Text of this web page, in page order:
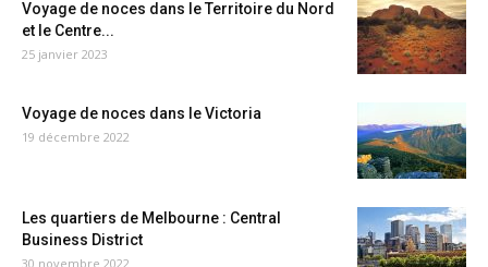
Voyage de noces dans le Territoire du Nord
et le Centre...
25 janvier 2023
Voyage de noces dans le Victoria
19 décembre 2022
Les quartiers de Melbourne : Central
Business District
30 novembre 2022